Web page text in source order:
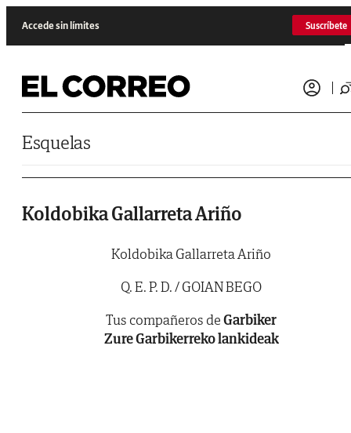
Accede sin límites Suscríbete
Esquelas
Koldobika Gallarreta Ariño
Koldobika Gallarreta Ariño
Q. E. P. D. / GOIAN BEGO
Tus compañeros deGarbiker
ZureGarbikerrekolankideak